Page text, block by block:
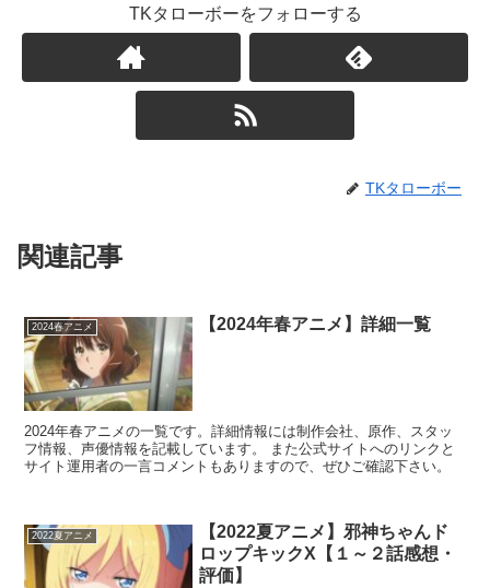
TKタローボーをフォローする
TKタローボー
関連記事
2024春アニメ 【2024年春アニメ】詳細一覧
2024年春アニメの一覧です。詳細情報には制作会社、原作、スタッ
フ情報、声優情報を記載しています。 また公式サイトへのリンクと
サイト運用者の一言コメントもありますので、ぜひご確認下さい。
2022夏アニメ
【2022夏アニメ】邪神ちゃんド
ロップキックX【１～２話感想・
評価】